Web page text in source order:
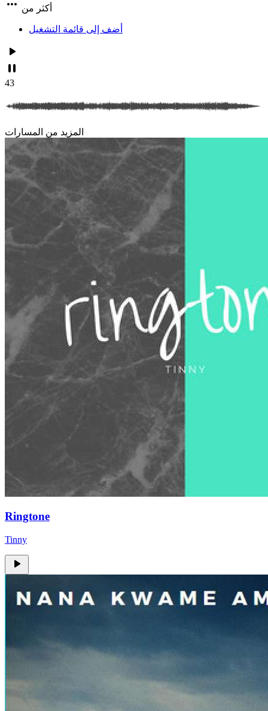
أكثر من
أضف إلى قائمة التشغيل
43
المزيد من المسارات
Ringtone
Tinny